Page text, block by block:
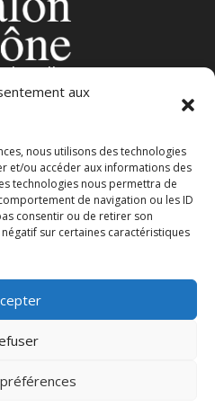
Ville
Saône
Pompidou
aux
nous utilisons des technologies
et/ou accéder aux informations des
technologies nous permettra de
de navigation ou les ID
consentir ou de retirer son
sur certaines caractéristiques